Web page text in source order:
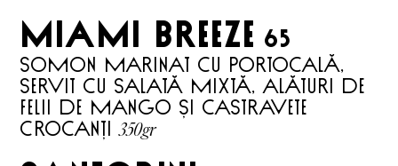
MIAMI BREEZE 65
Somon marinat cu portocală,
servit cu salată mixtă, alături de
felii de mango și castravete
crocanți
350gr